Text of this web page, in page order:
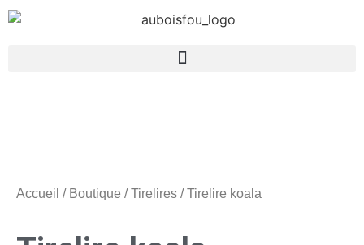
Accueil / Boutique /Tirelires / Tirelire koala